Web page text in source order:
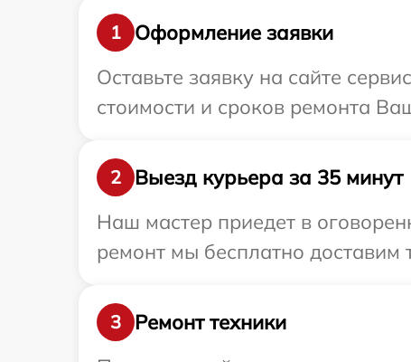
1
Оформление заявки
Оставьте заявку на сайте
стоимости и сроков ремонта
2
Выезд курьера за 35 минут
Наш мастер приедет в
ремонт мы бесплатно доставим
3
Ремонт техники